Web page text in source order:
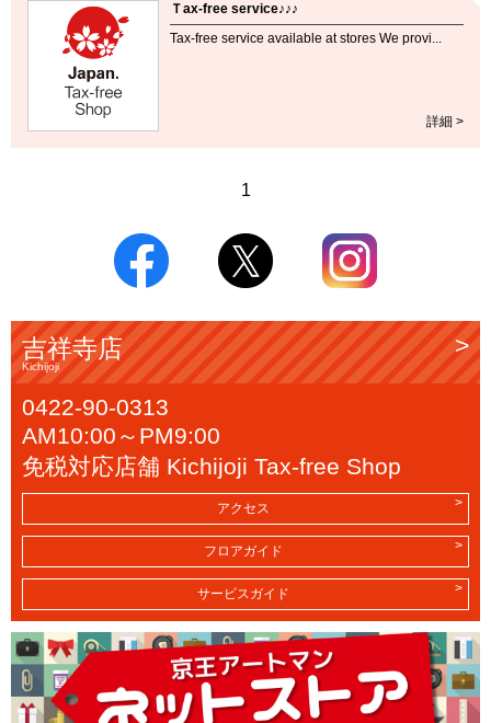
Ｔax-free service♪♪♪
Tax-free service available at stores We provi...
詳細 >
1
吉祥寺店
Kichijoji
0422-90-0313
AM10:00～PM9:00
免税対応店舗 Kichijoji Tax-free Shop
アクセス
フロアガイド
サービスガイド